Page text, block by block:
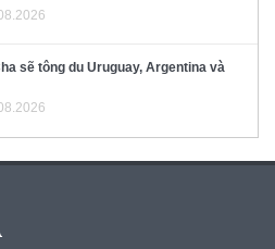
sẽ tông du Uruguay, Argentina và